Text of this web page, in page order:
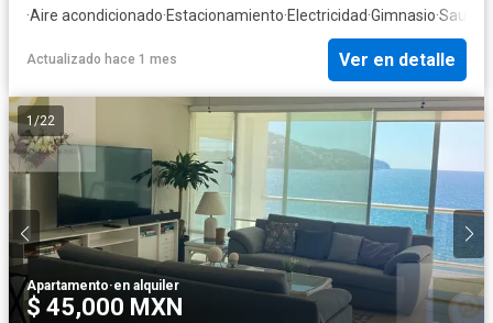
·Aire acondicionado·Estacionamiento·Electricidad·Gimnasio·Sauna
Actualizado hace 1 mes Ver en detalle
1/22
Apartamento·en alquiler
$ 45,000 MXN